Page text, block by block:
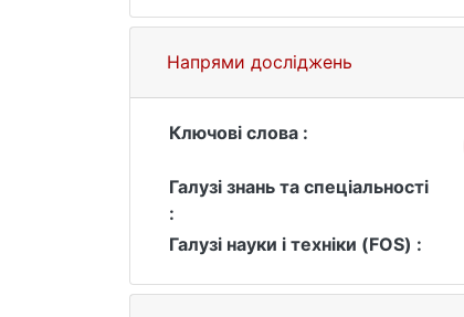
Напрями досліджень
Ключові слова :
Галузі знань та спеціальності
:
Галузі науки і техніки (FOS) :